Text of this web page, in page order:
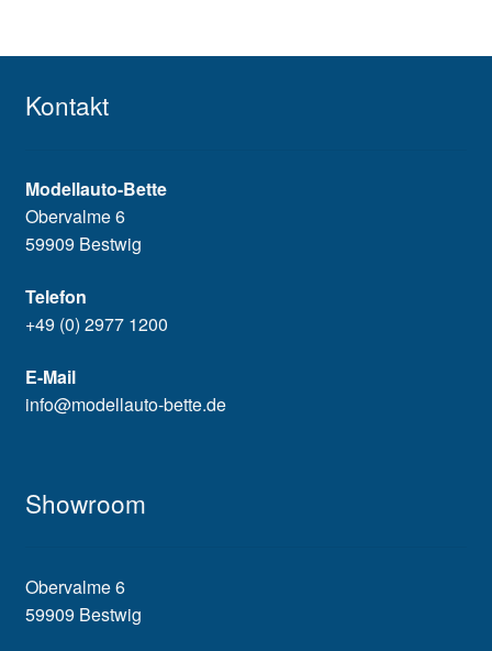
Kontakt
Modellauto-Bette
Obervalme 6
59909 Bestwig
Telefon
+49 (0) 2977 1200
E-Mail
info@modellauto-bette.de
Showroom
Obervalme 6
59909 Bestwig